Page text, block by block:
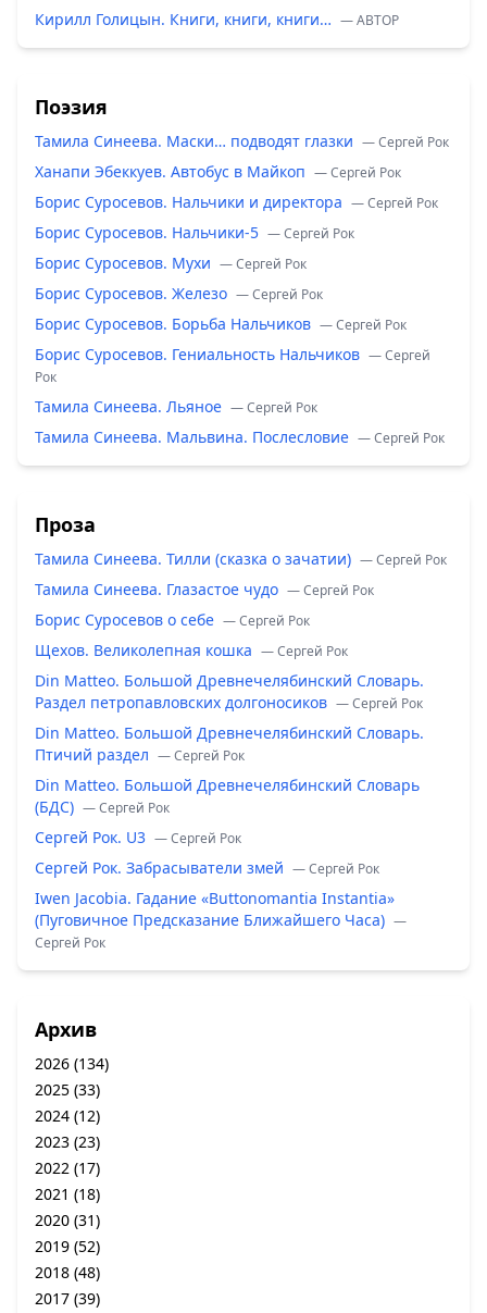
Кирилл Голицын. Книги, книги, книги… — ABTOP
Поэзия
Тамила Синеева. Маски… подводят глазки — Сергей Рок
Ханапи Эбеккуев. Автобус в Майкоп — Сергей Рок
Борис Суросевов. Нальчики и директора — Сергей Рок
Борис Суросевов. Нальчики-5 — Сергей Рок
Борис Суросевов. Мухи — Сергей Рок
Борис Суросевов. Железо — Сергей Рок
Борис Суросевов. Борьба Нальчиков — Сергей Рок
Борис Суросевов. Гениальность Нальчиков — Сергей
Рок
Тамила Синеева. Льяное — Сергей Рок
Тамила Синеева. Мальвина. Послесловие — Сергей Рок
Проза
Тамила Синеева. Тилли (сказка о зачатии) — Сергей Рок
Тамила Синеева. Глазастое чудо — Сергей Рок
Борис Суросевов о себе — Сергей Рок
Щехов. Великолепная кошка — Сергей Рок
Din Matteo. Большой Древнечелябинский Словарь.
Раздел петропавловских долгоносиков — Сергей Рок
Din Matteo. Большой Древнечелябинский Словарь.
Птичий раздел — Сергей Рок
Din Matteo. Большой Древнечелябинский Словарь
(БДС) — Сергей Рок
Сергей Рок. U3 — Сергей Рок
Сергей Рок. Забрасыватели змей — Сергей Рок
Iwen Jacobia. Гадание «Buttonomantia Instantia»
(Пуговичное Предсказание Ближайшего Часа) —
Сергей Рок
Архив
2026 (134)
2025 (33)
2024 (12)
2023 (23)
2022 (17)
2021 (18)
2020 (31)
2019 (52)
2018 (48)
2017 (39)